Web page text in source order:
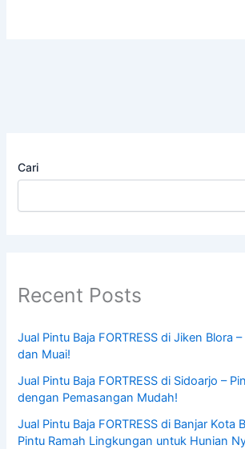
Cari
Recent Posts
Jual Pintu Baja FORTRESS di Jiken Blora
dan Muai!
Jual Pintu Baja FORTRESS di Sidoarjo –
dengan Pemasangan Mudah!
Jual Pintu Baja FORTRESS di Banjar Kota
Pintu Ramah Lingkungan untuk Hunian